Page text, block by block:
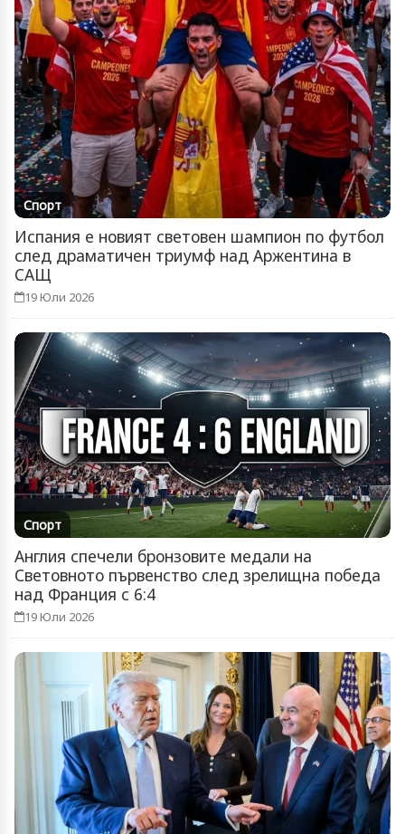
Спорт
Испания е новият световен шампион по футбол
след драматичен триумф над Аржентина в
САЩ
19 Юли 2026
Спорт
Англия спечели бронзовите медали на
Световното първенство след зрелищна победа
над Франция с 6:4
19 Юли 2026